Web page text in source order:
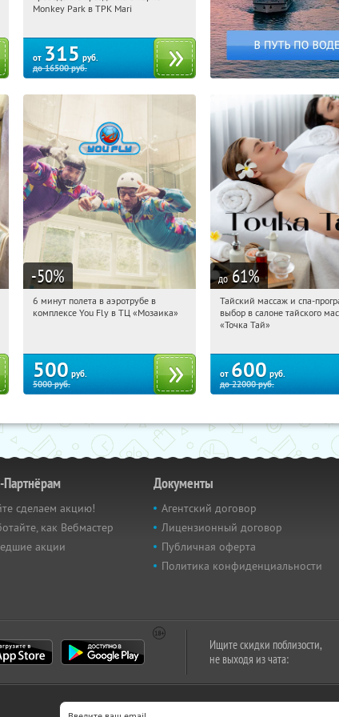
Братиславская
Monkey Park в ТРК Mari
от 315 руб.
до16500руб.
-50%
12:22:34 Купили:
6 минут полета в аэротрубе в
комплексе You Fly в ТЦ «Мозаика»
500 руб.
5000руб.
до 61%
12:22:34
Чертановская
Тайский массаж и спа-
выбор в салоне тайского
«Точка Тай»
от 600 руб.
до22000руб.
Партнёрам
сделаем акцию!
как Вебмастер
акции
Документы
Агентский договор
Лицензионный договор
Публичная оферта
Политика конфиденциальности
Ищите скидки поблизости,
не выходя из чата: